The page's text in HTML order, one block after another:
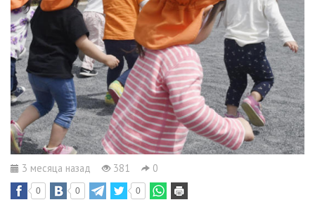
3 месяца назад 381 0
0 0 0